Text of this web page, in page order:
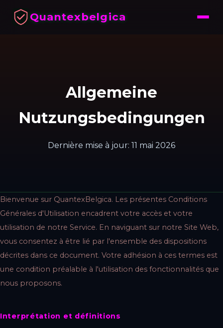
Quantexbelgica
Allgemeine
Nutzungsbedingungen
Dernière mise à jour: 11 mai 2026
Bienvenue sur QuantexBelgica. Les présentes Conditions
Générales d'Utilisation encadrent votre accès et votre
utilisation de notre Service. En naviguant sur notre Site Web,
vous consentez à être lié par l'ensemble des dispositions
décrites dans ce document. Votre adhésion à ces termes est
une condition préalable à l'utilisation des fonctionnalités que
nous proposons.
Interprétation et définitions